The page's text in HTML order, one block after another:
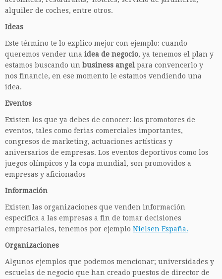
alquiler de coches, entre otros.
Ideas
Este término te lo explico mejor con ejemplo: cuando
queremos vender una idea de negocio, ya tenemos el plan y
estamos buscando un business angel para convencerlo y
nos financie, en ese momento le estamos vendiendo una
idea.
Eventos
Existen los que ya debes de conocer: los promotores de
eventos, tales como ferias comerciales importantes,
congresos de marketing, actuaciones artísticas y
aniversarios de empresas. Los eventos deportivos como los
juegos olímpicos y la copa mundial, son promovidos a
empresas y aficionados
Información
Existen las organizaciones que venden información
específica a las empresas a fin de tomar decisiones
empresariales, tenemos por ejemplo Nielsen España.
Organizaciones
Algunos ejemplos que podemos mencionar; universidades y
escuelas de negocio que han creado puestos de director de